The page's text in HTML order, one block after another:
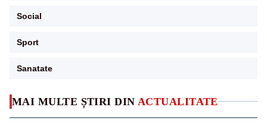
MAI MULTE ȘTIRI DIN ACTUALITATE
Social
Sport
Sanatate